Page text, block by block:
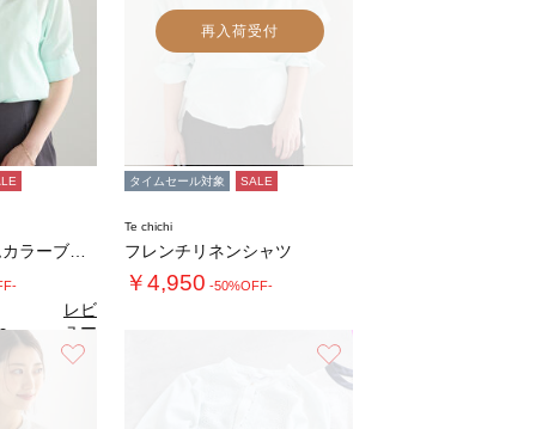
（1）
レビ
ュー
を見
る
再入荷受付
タイムセール対象 SALE
Te chichi
フレンチリネンシャツ
￥4,950 -50%OFF-